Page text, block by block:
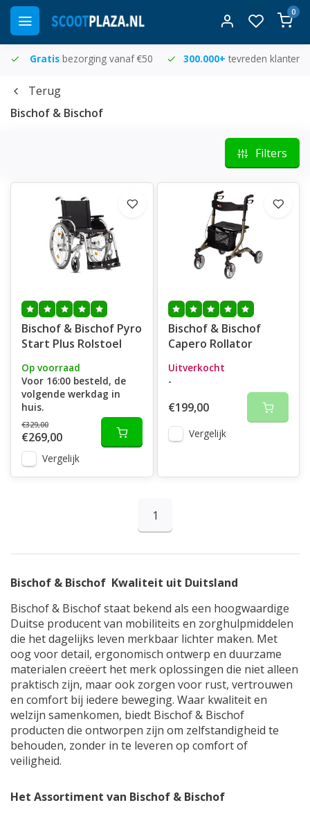
0
Gratis bezorging vanaf €50 300.000+ tevreden klanten
Terug
Bischof & Bischof
Filters
Bischof & Bischof Pyro
Start Plus Rolstoel
Op voorraad
Voor 16:00 besteld, de
volgende werkdag in
huis.
€329,00
€269,00
Vergelijk
Bischof & Bischof
Capero Rollator
Uitverkocht
-
€199,00
Vergelijk
1
Bischof & Bischof Kwaliteit uit Duitsland
Bischof & Bischof staat bekend als een hoogwaardige
Duitse producent van mobiliteits en zorghulpmiddelen
die het dagelijks leven merkbaar lichter maken. Met
oog voor detail, ergonomisch ontwerp en duurzame
materialen creëert het merk oplossingen die niet alleen
praktisch zijn, maar ook zorgen voor rust, vertrouwen
en comfort bij iedere beweging. Waar kwaliteit en
welzijn samenkomen, biedt Bischof & Bischof
producten die ontworpen zijn om zelfstandigheid te
behouden, zonder in te leveren op comfort of
veiligheid.
Het Assortiment van Bischof & Bischof